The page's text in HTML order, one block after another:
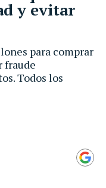
para comprar
fraude
Todos los
y evitar